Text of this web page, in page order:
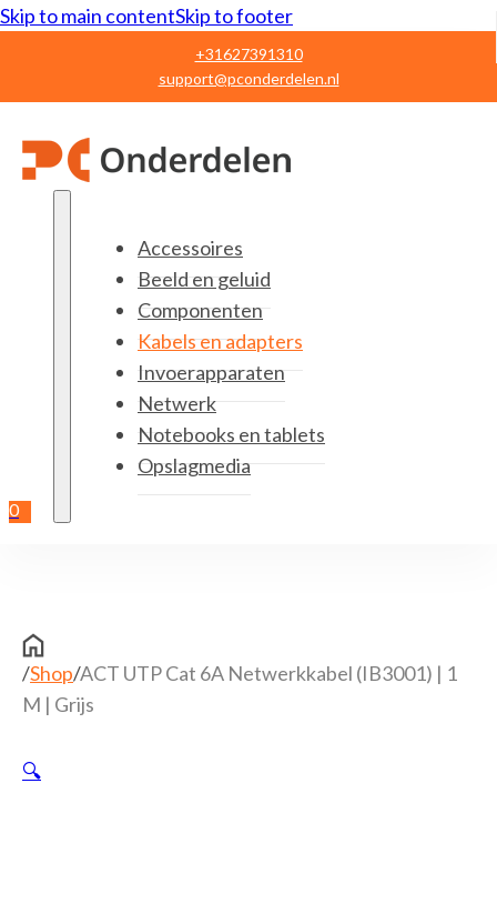
Skip to main contentSkip to footer
+31627391310
support@pconderdelen.nl
0
Accessoires
Beeld en geluid
Componenten
Kabels en adapters
Invoerapparaten
Netwerk
Notebooks en tablets
Opslagmedia
/Shop/ACT UTP Cat 6A Netwerkkabel (IB3001) | 1
M | Grijs
🔍